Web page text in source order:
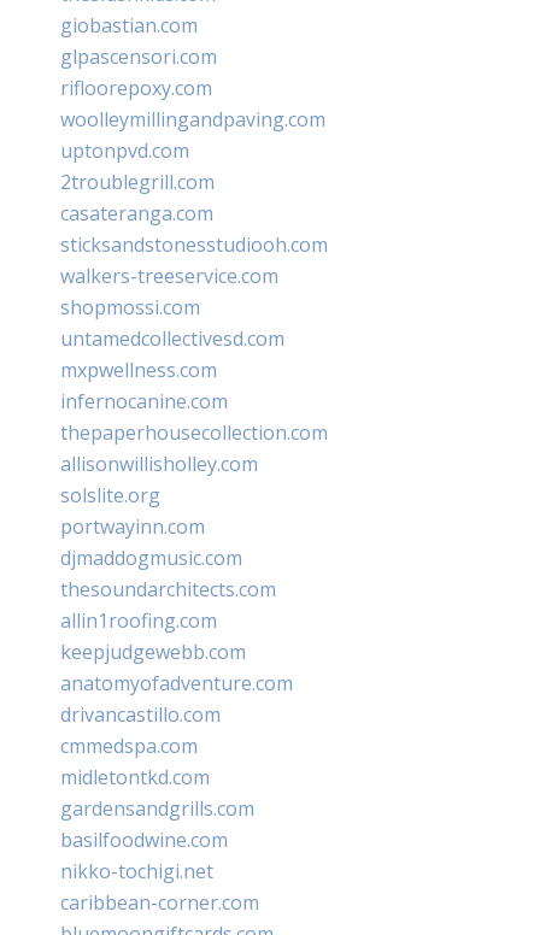
giobastian.com
glpascensori.com
rifloorepoxy.com
woolleymillingandpaving.com
uptonpvd.com
2troublegrill.com
casateranga.com
sticksandstonesstudiooh.com
walkers-treeservice.com
shopmossi.com
untamedcollectivesd.com
mxpwellness.com
infernocanine.com
thepaperhousecollection.com
allisonwillisholley.com
solslite.org
portwayinn.com
djmaddogmusic.com
thesoundarchitects.com
allin1roofing.com
keepjudgewebb.com
anatomyofadventure.com
drivancastillo.com
cmmedspa.com
midletontkd.com
gardensandgrills.com
basilfoodwine.com
nikko-tochigi.net
caribbean-corner.com